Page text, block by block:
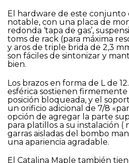
El hardware de este conjunto
notable, con una placa de
redonda ‘tapa de gas’,
toms de rack (para máxima
y aros de triple brida de 2,3
son fáciles de sintonizar y
bien.
Los brazos en forma de L de
esférica sostienen firmemente
posición bloqueada, y el
un orificio adicional de 7/8
opción de agregar la parte
para platillos a su instalación (
garras aisladas del bombo
una apariencia agradable.
El Catalina Maple también